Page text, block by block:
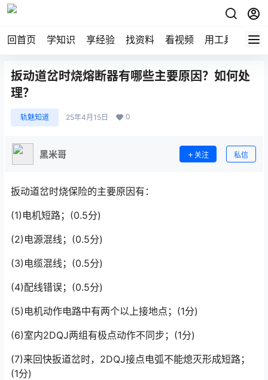
回首页 学知识 享经验 找资料 看视频 用工具 论技
扳动道岔时烧熔断器有哪些主要原因？如何处
理？
轨魅知道 25年4月15日 0
黑米哥 关注 私信
扳动道岔时烧保险的主要原因有：
(1)电机短路；(0.5分)
(2)电源混线；(0.5分)
(3)电缆混线；(0.5分)
(4)配线错误；(0.5分)
(5)电机动作电路中有两个以上接地点；(1分)
(6)室内2DQJ两组有极点动作不同步；(1分)
(7)来回快扳道岔时，2DQJ接点电弧不能熄灭形成短路；
(1分)